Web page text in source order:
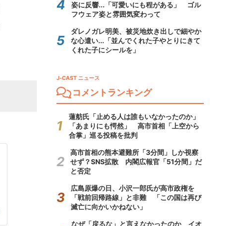
姿に反響...「可愛いにも程がある」 ゴル
フウェア姿と雰囲気変わって
ダレノガレ明美、被災地炊き出しで細やか
な心遣い...「並んでくれた子やとりにきて
くれた子にシールを」
J-CAST ニュース
コメントランキング
蓮舫氏「止める人は誰もいなかったのか」
「あまりにも愕然」 高市首相「上空から
合掌」巡る投稿を批判
高市首相の熊本避難所「3分間」しか視察
せず？SNS拡散 内閣広報官「51分間」だ
と否定
広島原爆の日、小沢一郎氏が高市政権を
「戦前回帰路線」と非難 「この国は再び
滅亡に向かいかねない」
なぜ「戻るな」と言えなかったのか イオ